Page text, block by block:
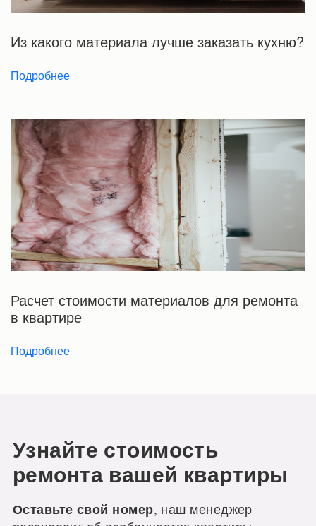
Из какого материала лучше заказать кухню?
Подробнее
Расчет стоимости материалов для ремонта
в квартире
Подробнее
Узнайте стоимость
ремонта вашей квартиры
Оставьте свой номер, наш менеджер